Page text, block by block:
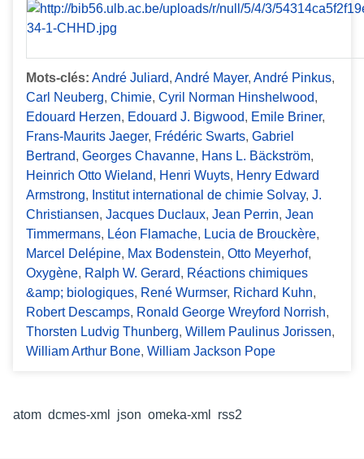
Mots-clés: André Juliard, André Mayer, André Pinkus,
Carl Neuberg, Chimie, Cyril Norman Hinshelwood,
Edouard Herzen, Edouard J. Bigwood, Emile Briner,
Frans-Maurits Jaeger, Frédéric Swarts, Gabriel
Bertrand, Georges Chavanne, Hans L. Bäckström,
Heinrich Otto Wieland, Henri Wuyts, Henry Edward
Armstrong, Institut international de chimie Solvay, J.
Christiansen, Jacques Duclaux, Jean Perrin, Jean
Timmermans, Léon Flamache, Lucia de Brouckère,
Marcel Delépine, Max Bodenstein, Otto Meyerhof,
Oxygène, Ralph W. Gerard, Réactions chimiques
&amp; biologiques, René Wurmser, Richard Kuhn,
Robert Descamps, Ronald George Wreyford Norrish,
Thorsten Ludvig Thunberg, Willem Paulinus Jorissen,
William Arthur Bone, William Jackson Pope
atom dcmes-xml json omeka-xml rss2